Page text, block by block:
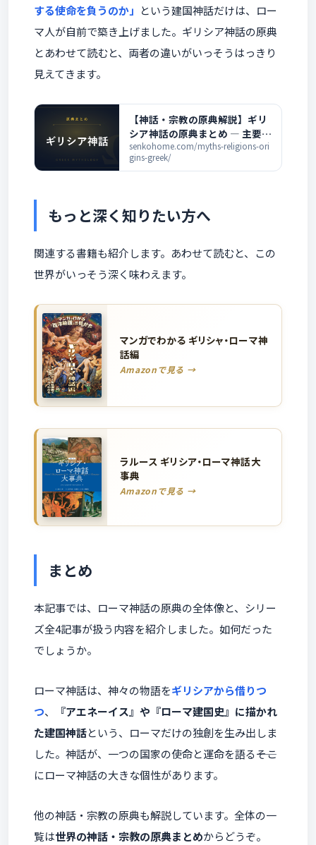
する使命を負うのか」 という建国神話だけは、ロー
マ人が自前で築き上げました。ギリシア神話の原典
とあわせて読むと、両者の違いがいっそうはっきり
見えてきます。
【神話・宗教の原典解説】ギリ
シア神話の原典まとめ ― 主要な
古典と全記事の一覧
senkohome.com/myths-religions-ori
gins-greek/
もっと深く知りたい方へ
関連する書籍も紹介します。あわせて読むと、この
世界がいっそう深く味わえます。
マンガでわかる ギリシャ・ローマ神
話編
Amazonで見る →
ラルース ギリシア・ローマ神話大
事典
Amazonで見る →
まとめ
本記事では、ローマ神話の原典の全体像と、シリー
ズ全4記事が扱う内容を紹介しました。如何だった
でしょうか。
ローマ神話は、神々の物語をギリシアから借りつ
つ、
『アエネーイス』や『ローマ建国史』に描かれ
た建国神話という、ローマだけの独創を生み出しま
した。神話が、一つの国家の使命と運命を語る――そこ
にローマ神話の大きな個性があります。
他の神話・宗教の原典も解説しています。全体の一
覧は世界の神話・宗教の原典まとめからどうぞ。